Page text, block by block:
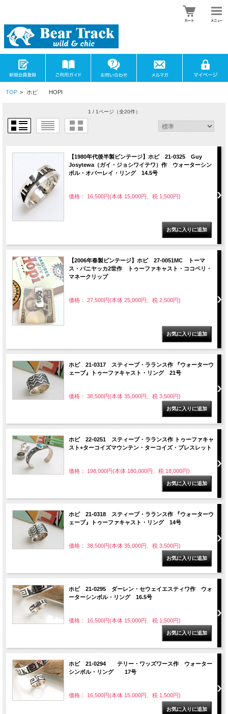
TOP > ホピ HOPI
1 / 1ページ（全20件）
【1980年代後半製ビンテージ】ホピ 21-0325 Guy
Josytewa（ガイ・ジョシワイテワ）作 ウォーターシン
ボル・オバーレイ・リング 14.5号
価格： 16,500円(本体 15,000円、税 1,500円)
【2006年春製ビンテージ】ホピ 27-0051MC トーマ
ス・バニヤッカ2世作 トゥーファキャスト・ココペリ・
マネークリップ
価格： 27,500円(本体 25,000円、税 2,500円)
ホピ 21-0317 スティーブ・ラランス作 『ウォーターウ
ェーブ』トゥーファキャスト・リング 21号
価格： 38,500円(本体 35,000円、税 3,500円)
ホピ 22-0251 スティーブ・ラランス作 トゥーファキャ
スト+ターコイズマウンテン・ターコイズ・ブレスレット
価格： 198,000円(本体 180,000円、税 18,000円)
ホピ 21-0318 スティーブ・ラランス作 『ウォーターウ
ェーブ』トゥーファキャスト・リング 14号
価格： 38,500円(本体 35,000円、税 3,500円)
ホピ 21-0295 ダーレン・セウェイエスティワ作 ウォ
ーターシンボル・リング 16.5号
価格： 16,500円(本体 15,000円、税 1,500円)
ホピ 21-0294 テリー・ワッズワース作 ウォーター
シンボル・リング 17号
価格： 16,500円(本体 15,000円、税 1,500円)